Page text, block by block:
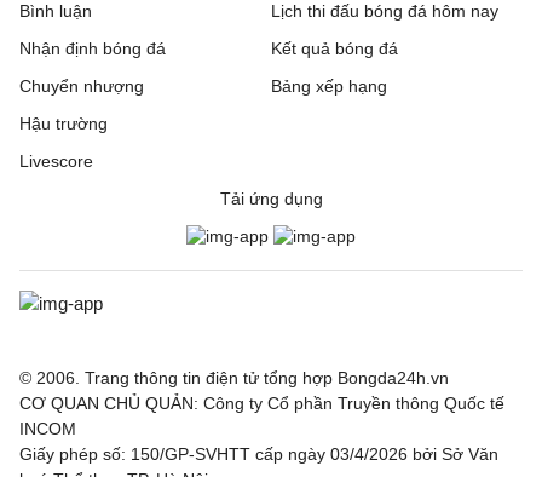
Bình luận
Nhận định bóng đá
Chuyển nhượng
Hậu trường
Livescore
Lịch thi đấu bóng đá hôm nay
Kết quả bóng đá
Bảng xếp hạng
Tải ứng dụng
© 2006. Trang thông tin điện tử tổng hợp Bongda24h.vn
CƠ QUAN CHỦ QUẢN: Công ty Cổ phần Truyền thông Quốc tế
INCOM
Giấy phép số: 150/GP-SVHTT cấp ngày 03/4/2026 bởi Sở Văn